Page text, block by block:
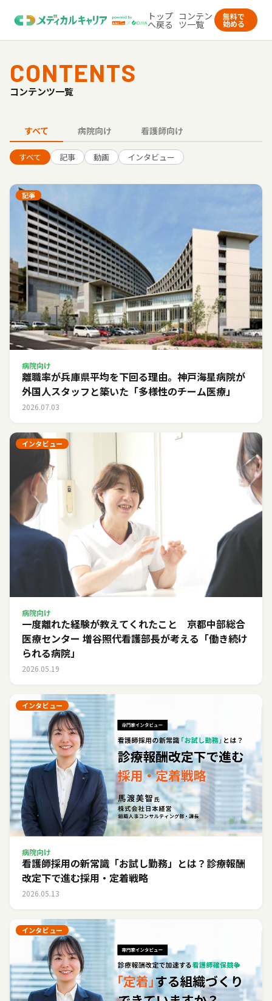
トップ
へ戻る
コンテン
ツ一覧
無料で
始める
CONTENTS
コンテンツ一覧
すべて 病院向け 看護師向け
すべて 記事 動画 インタビュー
記事
病院向け
離職率が兵庫県平均を下回る理由。神戸海星病院が
外国人スタッフと築いた「多様性のチーム医療」
2026.07.03
インタビュー
病院向け
一度離れた経験が教えてくれたこと 京都中部総合
医療センター 増谷照代看護部長が考える「働き続け
られる病院」
2026.05.19
インタビュー
病院向け
看護師採用の新常識「お試し勤務」とは？診療報酬
改定下で進む採用・定着戦略
2026.05.13
インタビュー